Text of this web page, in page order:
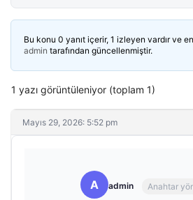
Bu konu 0 yanıt içerir, 1 izleyen vardır ve
admin tarafından güncellenmiştir.
1 yazı görüntüleniyor (toplam 1)
Mayıs 29, 2026: 5:52 pm
A admin Anahtar